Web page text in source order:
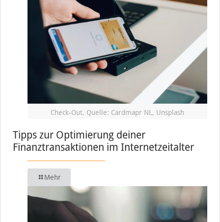
Check-Out, Quelle: Cardmapr NL, Unsplash
Tipps zur Optimierung deiner
Finanztransaktionen im Internetzeitalter
Mehr